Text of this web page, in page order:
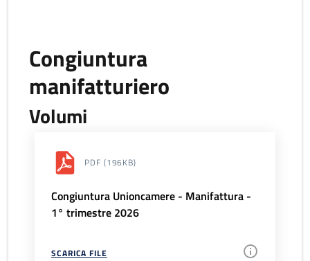
Congiuntura
manifatturiero
Volumi
PDF (196KB)
Congiuntura Unioncamere - Manifattura -
1° trimestre 2026
SCARICA FILE